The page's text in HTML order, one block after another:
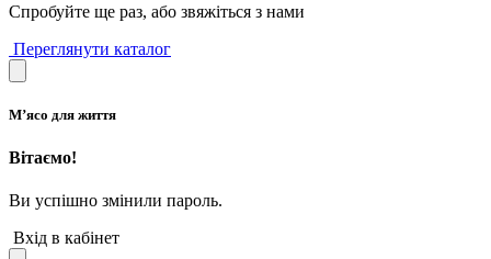
Спробуйте ще раз, або звяжіться з нами
Переглянути каталог
М’ясо для життя
Вітаємо!
Ви успішно змінили пароль.
Вхід в кабінет